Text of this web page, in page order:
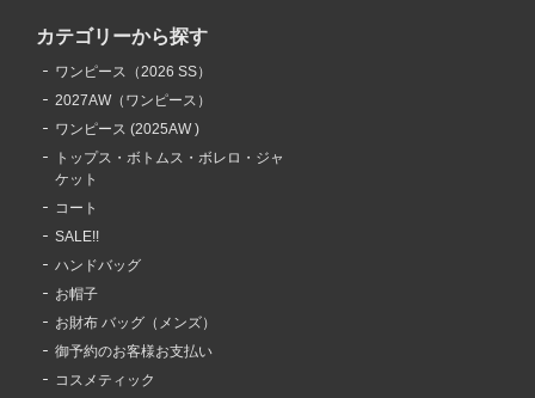
カテゴリーから探す
ワンピース（2026 SS）
2027AW（ワンピース）
ワンピース (2025AW )
トップス・ボトムス・ボレロ・ジャ
ケット
コート
SALE!!
ハンドバッグ
お帽子
お財布 バッグ（メンズ）
御予約のお客様お支払い
コスメティック